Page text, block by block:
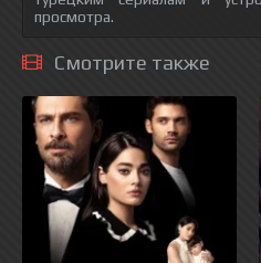
просмотра.
Смотрите также